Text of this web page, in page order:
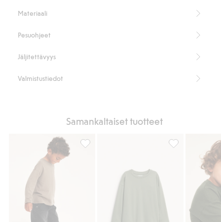
Cotton in conversion -ohjelman luomupuuvilla – GOTS
Materiaali
Pesuohjeet
Jäljitettävyys
Valmistustiedot
Samankaltaiset tuotteet
Puuvillatrikoota oleva pitkähihainen